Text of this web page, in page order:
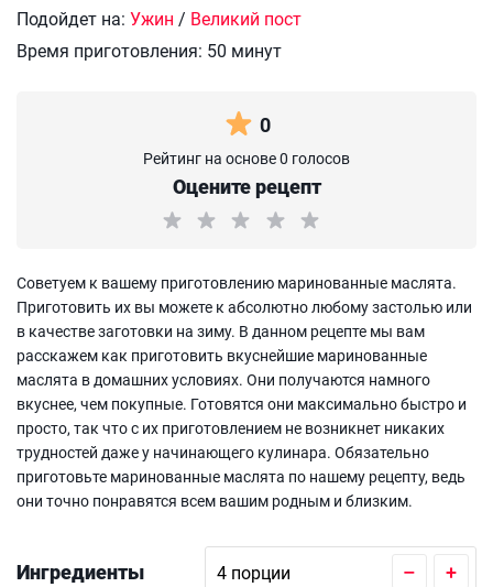
Подойдет на: Ужин / Великий пост
Время приготовления: 50 минут
0
Рейтинг на основе 0 голосов
Оцените рецепт
Советуем к вашему приготовлению маринованные маслята.
Приготовить их вы можете к абсолютно любому застолью или
в качестве заготовки на зиму. В данном рецепте мы вам
расскажем как приготовить вкуснейшие маринованные
маслята в домашних условиях. Они получаются намного
вкуснее, чем покупные. Готовятся они максимально быстро и
просто, так что с их приготовлением не возникнет никаких
трудностей даже у начинающего кулинара. Обязательно
приготовьте маринованные маслята по нашему рецепту, ведь
они точно понравятся всем вашим родным и близким.
Ингредиенты – +